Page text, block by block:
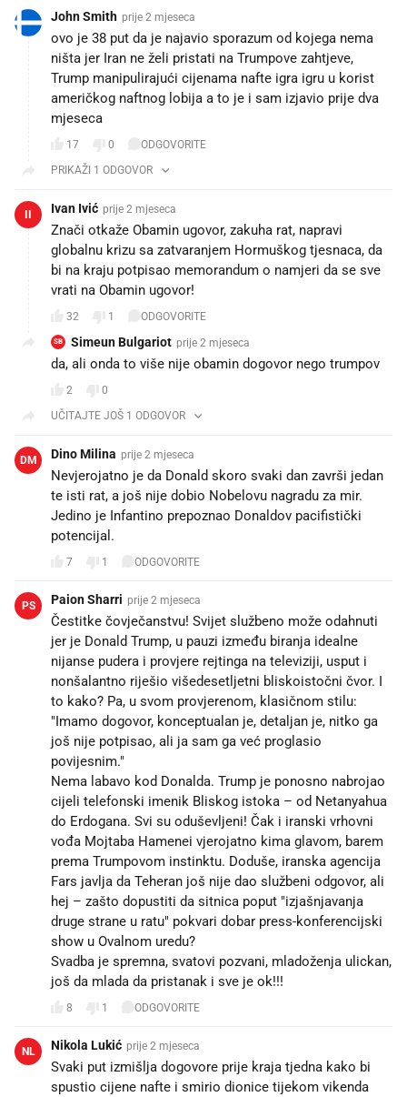
John Smith prije 2 mjeseca
ovo je 38 put da je najavio sporazum od kojega nema
ništa jer Iran ne želi pristati na Trumpove zahtjeve,
Trump manipulirajući cijenama nafte igra igru u korist
američkog naftnog lobija a to je i sam izjavio prije dva
mjeseca
17 0
ODGOVORITE
PRIKAŽI 1 ODGOVOR
II Ivan Ivić prije 2 mjeseca
Znači otkaže Obamin ugovor, zakuha rat, napravi
globalnu krizu sa zatvaranjem Hormuškog tjesnaca, da
bi na kraju potpisao memorandum o namjeri da se sve
vrati na Obamin ugovor!
32 1 ODGOVORITE
SB Simeun Bulgariot prije 2 mjeseca
da, ali onda to više nije obamin dogovor nego trumpov
2
0
UČITAJTE JOŠ 1 ODGOVOR
DM Dino Milina prije 2 mjeseca
Nevjerojatno je da Donald skoro svaki dan završi jedan
te isti rat, a još nije dobio Nobelovu nagradu za mir.
Jedino je Infantino prepoznao Donaldov pacifistički
potencijal.
7 1 ODGOVORITE
PS Paion Sharri prije 2 mjeseca
Čestitke čovječanstvu! Svijet službeno može odahnuti
jer je Donald Trump, u pauzi između biranja idealne
nijanse pudera i provjere rejtinga na televiziji, usput i
nonšalantno riješio višedesetljetni bliskoistočni čvor. I
to kako? Pa, u svom provjerenom, klasičnom stilu:
"Imamo dogovor, konceptualan je, detaljan je, nitko ga
još nije potpisao, ali ja sam ga već proglasio
povijesnim."
​Nema labavo kod Donalda. Trump je ponosno nabrojao
cijeli telefonski imenik Bliskog istoka – od Netanyahua
do Erdogana. Svi su oduševljeni! Čak i iranski vrhovni
vođa Mojtaba Hamenei vjerojatno kima glavom, barem
prema Trumpovom instinktu. Doduše, iranska agencija
Fars javlja da Teheran još nije dao službeni odgovor, ali
hej – zašto dopustiti da sitnica poput "izjašnjavanja
druge strane u ratu" pokvari dobar press-konferencijski
show u Ovalnom uredu?
Svadba je spremna, svatovi pozvani, mladoženja ulickan,
još da mlada da pristanak i sve je ok!!!
8 1 ODGOVORITE
NL Nikola Lukić prije 2 mjeseca
Svaki put izmišlja dogovore prije kraja tjedna kako bi
spustio cijene nafte i smirio dionice tijekom vikenda